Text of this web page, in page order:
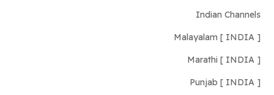
Indian Channels
Malayalam [ INDIA ]
Marathi [ INDIA ]
Punjab [ INDIA ]